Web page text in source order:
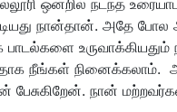
நான்தான். அதே
பாடல்களை
நீங்கள் நினைக்கலாம்.
பேசுகிறேன். நான்